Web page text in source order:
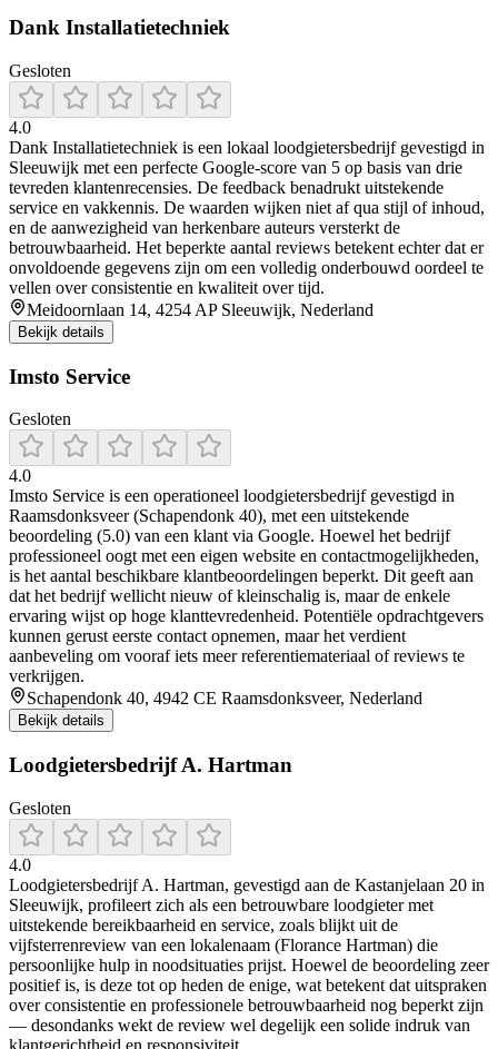
Dank Installatietechniek
Gesloten
4.0
Dank Installatietechniek is een lokaal loodgietersbedrijf gevestigd in
Sleeuwijk met een perfecte Google-score van 5 op basis van drie
tevreden klantenrecensies. De feedback benadrukt uitstekende
service en vakkennis. De waarden wijken niet af qua stijl of inhoud,
en de aanwezigheid van herkenbare auteurs versterkt de
betrouwbaarheid. Het beperkte aantal reviews betekent echter dat er
onvoldoende gegevens zijn om een volledig onderbouwd oordeel te
vellen over consistentie en kwaliteit over tijd.
Meidoornlaan 14, 4254 AP Sleeuwijk, Nederland
Bekijk details
Imsto Service
Gesloten
4.0
Imsto Service is een operationeel loodgietersbedrijf gevestigd in
Raamsdonksveer (Schapendonk 40), met een uitstekende
beoordeling (5.0) van een klant via Google. Hoewel het bedrijf
professioneel oogt met een eigen website en contactmogelijkheden,
is het aantal beschikbare klantbeoordelingen beperkt. Dit geeft aan
dat het bedrijf wellicht nieuw of kleinschalig is, maar de enkele
ervaring wijst op hoge klanttevredenheid. Potentiële opdrachtgevers
kunnen gerust eerste contact opnemen, maar het verdient
aanbeveling om vooraf iets meer referentie­materiaal of reviews te
verkrijgen.
Schapendonk 40, 4942 CE Raamsdonksveer, Nederland
Bekijk details
Loodgietersbedrijf A. Hartman
Gesloten
4.0
Loodgietersbedrijf A. Hartman, gevestigd aan de Kastanjelaan 20 in
Sleeuwijk, profileert zich als een betrouwbare loodgieter met
uitstekende bereikbaarheid en service, zoals blijkt uit de
vijfsterrenreview van een lokalenaam (Florance Hartman) die
persoonlijke hulp in noodsituaties prijst. Hoewel de beoordeling zeer
positief is, is deze tot op heden de enige, wat betekent dat uitspraken
over consistentie en professionele betrouwbaarheid nog beperkt zijn
— desondanks wekt de review wel degelijk een solide indruk van
klantgerichtheid en responsiviteit.